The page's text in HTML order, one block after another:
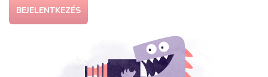
BEJELENTKEZÉS